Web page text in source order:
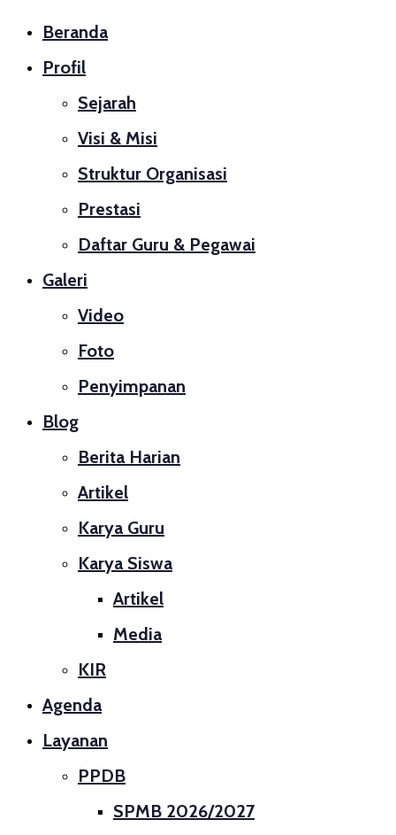
Beranda
Profil
Sejarah
Visi & Misi
Struktur Organisasi
Prestasi
Daftar Guru & Pegawai
Galeri
Video
Foto
Penyimpanan
Blog
Berita Harian
Artikel
Karya Guru
Karya Siswa
Artikel
Media
KIR
Agenda
Layanan
PPDB
SPMB 2026/2027